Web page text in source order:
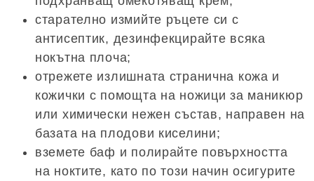
старателно измийте ръцете си с
антисептик, дезинфекцирайте всяка
нокътна плоча;
отрежете излишната странична кожа и
кожички с помощта на ножици за маникюр
или химически нежен състав, направен на
базата на плодови киселини;
вземете баф и полирайте повърхността
на ноктите, като по този начин осигурите